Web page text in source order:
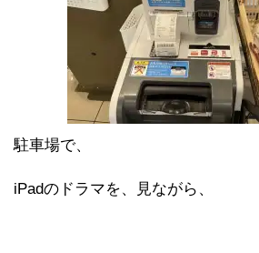
駐車場で、
iPadのドラマを、見ながら、